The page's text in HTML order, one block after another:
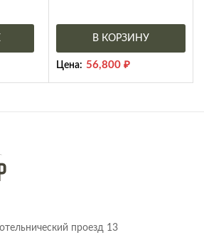
В КОРЗИНУ
Цена: 56,800 ₽
проезд 13